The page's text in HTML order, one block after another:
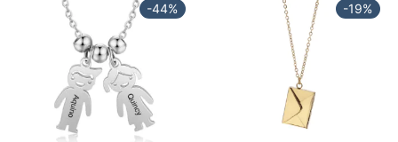
-44% -19%